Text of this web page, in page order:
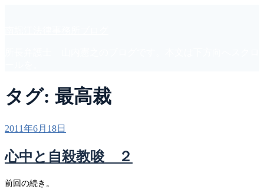
キ
ッ
タグ: 最高裁
投
日:
2011年6月18日
心中と自殺教唆 ２
前回の続き。